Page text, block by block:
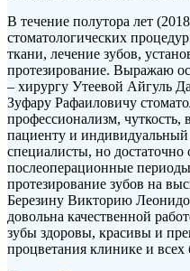
В течение полутора лет
стоматологических
ткани, лечение зубов,
протезирование. Выражаю
– хирургу Утеевой Айгуль
Зуфару Рафаиловичу
профессионализм,
пациенту и
специалисты, но
послеоперационные
протезирование зубов на
Березину Викторию
довольна качественной
зубы здоровы, красивы и
процветания клинике и всех